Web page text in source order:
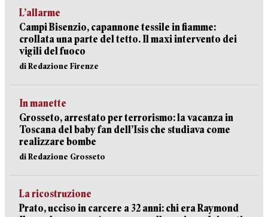
L’allarme
Campi Bisenzio, capannone tessile in fiamme:
crollata una parte del tetto. Il maxi intervento dei
vigili del fuoco
di Redazione Firenze
In manette
Grosseto, arrestato per terrorismo: la vacanza in
Toscana del baby fan dell’Isis che studiava come
realizzare bombe
di Redazione Grosseto
La ricostruzione
Prato, ucciso in carcere a 32 anni: chi era Raymond